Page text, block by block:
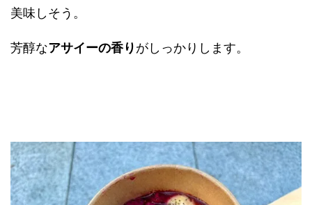
美味しそう。
芳醇なアサイーの香りがしっかりします。